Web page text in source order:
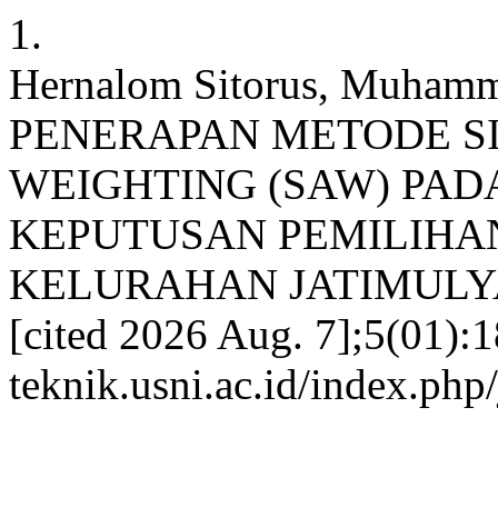
1.
Hernalom Sitorus,
PENERAPAN METODE
WEIGHTING (SAW)
KEPUTUSAN
KELURAHAN
[cited 2026 Aug.
teknik.usni.ac.id/